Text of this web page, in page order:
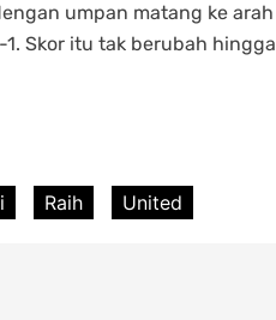
umpan matang ke arah
Skor itu tak berubah hingga
Raih United